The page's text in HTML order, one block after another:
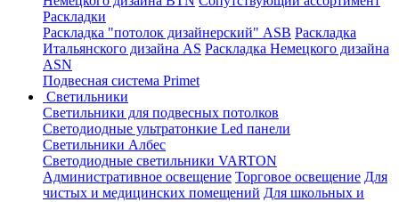
Раскладки
Раскладка "потолок дизайнерский" ASB Раскладка
Итальянского дизайна AS Раскладка Немецкого дизайна
АSN
Подвесная система Primet
Светильники
Светильники для подвесных потолков
Светодиодные ультратонкие Led панели
Светильники Албес
Светодиодные светильники VARTON
Административное освещение Торговое освещение Для
чистых и медицинских помещений Для школьных и